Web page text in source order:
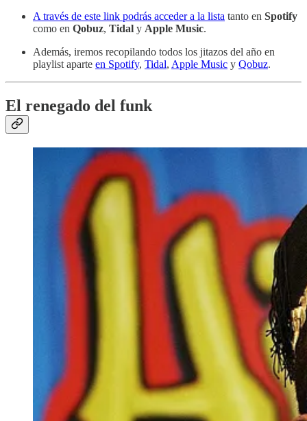
A través de este link podrás acceder a la lista tanto en Spotify
como en Qobuz, Tidal y Apple Music.
Además, iremos recopilando todos los jitazos del año en
playlist aparte en Spotify, Tidal, Apple Music y Qobuz.
El renegado del funk